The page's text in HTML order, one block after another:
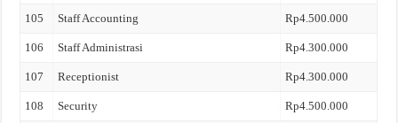
105 Staff Accounting Rp4.500.000
106 Staff Administrasi Rp4.300.000
107 Receptionist Rp4.300.000
108 Security Rp4.500.000